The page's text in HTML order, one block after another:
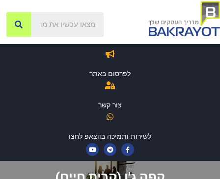
לפרסום באתר
צור קשר
לשירות ותמיכה בווצאפ לחצו